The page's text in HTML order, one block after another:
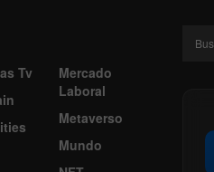
Tv
Mercado
Laboral
Metaverso
Mundo